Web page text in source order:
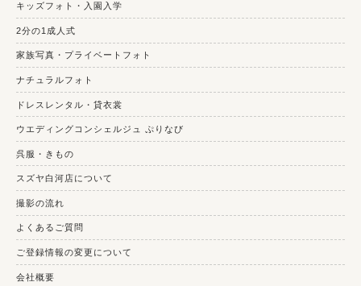
キッズフォト・入園入学
2分の1成人式
家族写真・プライベートフォト
ナチュラルフォト
ドレスレンタル・貸衣裳
ウエディングコンシェルジュ ぷりなび
呉服・きもの
スズヤ白河店について
撮影の流れ
よくあるご質問
ご登録情報の変更について
会社概要